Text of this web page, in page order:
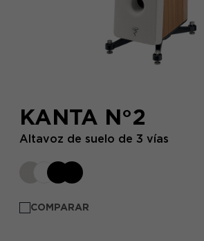
KANTA N°2
Altavoz de suelo de 3 vías
COMPARAR